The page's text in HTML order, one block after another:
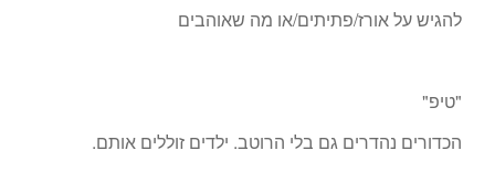
להגיש על אורז/פתיתים/או מה שאוהבים
"טיפ"
הכדורים נהדרים גם בלי הרוטב. ילדים זוללים אותם.